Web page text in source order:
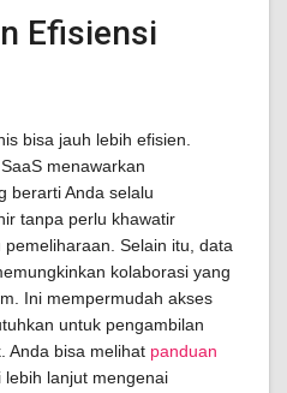
Efisiensi
bisa jauh lebih efisien.
menawarkan
berarti Anda selalu
tanpa perlu khawatir
Selain itu, data
kolaborasi yang
Ini mempermudah akses
untuk pengambilan
Anda bisa melihat panduan
lebih lanjut mengenai